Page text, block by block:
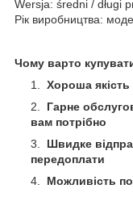
Wersja: średni / długi
Рік виробництва:
Чому варто
Хороша якість
Гарне
вам потрібно
Швидке
передоплати
Можливість